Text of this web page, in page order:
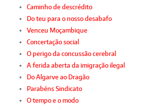
Caminho de descrédito
Do teu para o nosso desabafo
Venceu Moçambique
Concertação social
O perigo da concussão cerebral
A ferida aberta da imigração ilegal
Do Algarve ao Dragão
Parabéns Sindicato
O tempo e o modo